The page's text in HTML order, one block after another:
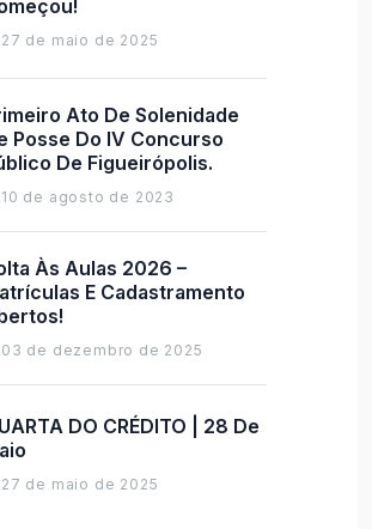
27 de maio de 2025
Ato De Solenidade
Posse Do IV Concurso
De Figueirópolis.
10 de agosto de 2023
Às Aulas 2026 –
E Cadastramento
03 de dezembro de 2025
DO CRÉDITO | 28 De
27 de maio de 2025